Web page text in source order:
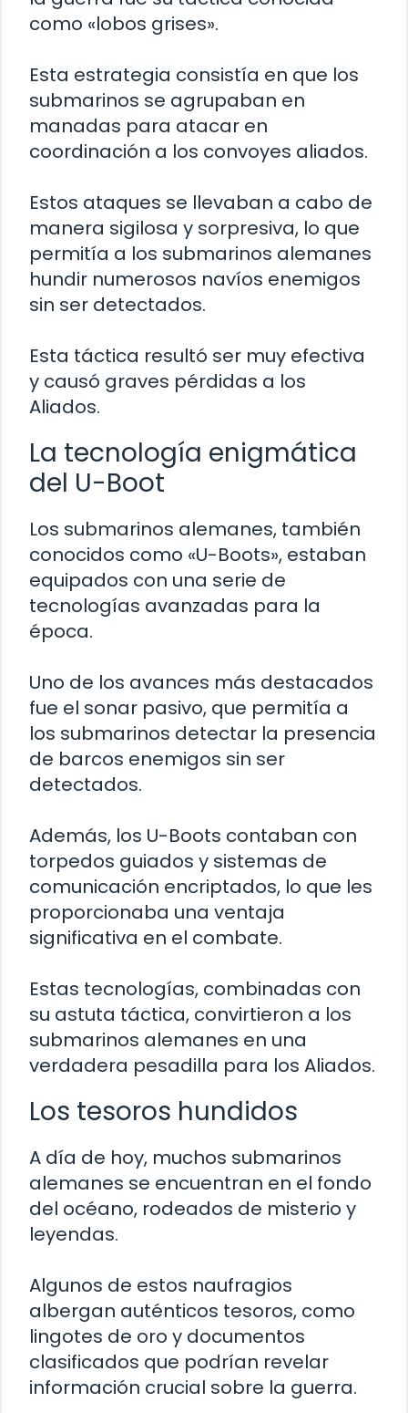
como «lobos grises».
Esta estrategia consistía en que los
submarinos se agrupaban en
manadas para atacar en
coordinación a los convoyes aliados.
Estos ataques se llevaban a cabo de
manera sigilosa y sorpresiva, lo que
permitía a los submarinos alemanes
hundir numerosos navíos enemigos
sin ser detectados.
Esta táctica resultó ser muy efectiva
y causó graves pérdidas a los
Aliados.
La tecnología enigmática
del U-Boot
Los submarinos alemanes, también
conocidos como «U-Boots», estaban
equipados con una serie de
tecnologías avanzadas para la
época.
Uno de los avances más destacados
fue el sonar pasivo, que permitía a
los submarinos detectar la presencia
de barcos enemigos sin ser
detectados.
Además, los U-Boots contaban con
torpedos guiados y sistemas de
comunicación encriptados, lo que les
proporcionaba una ventaja
significativa en el combate.
Estas tecnologías, combinadas con
su astuta táctica, convirtieron a los
submarinos alemanes en una
verdadera pesadilla para los Aliados.
Los tesoros hundidos
A día de hoy, muchos submarinos
alemanes se encuentran en el fondo
del océano, rodeados de misterio y
leyendas.
Algunos de estos naufragios
albergan auténticos tesoros, como
lingotes de oro y documentos
clasificados que podrían revelar
información crucial sobre la guerra.